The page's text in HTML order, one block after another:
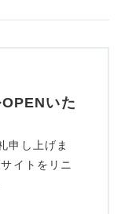
いた
申し上げま
イトをリニ